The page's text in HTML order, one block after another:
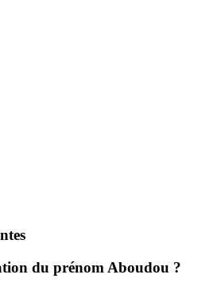
du prénom Aboudou ?